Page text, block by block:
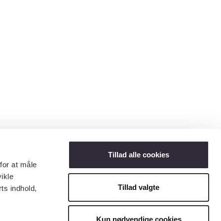
at måle
indhold,
Tillad alle cookies
Tillad valgte
Kun nødvendige cookies